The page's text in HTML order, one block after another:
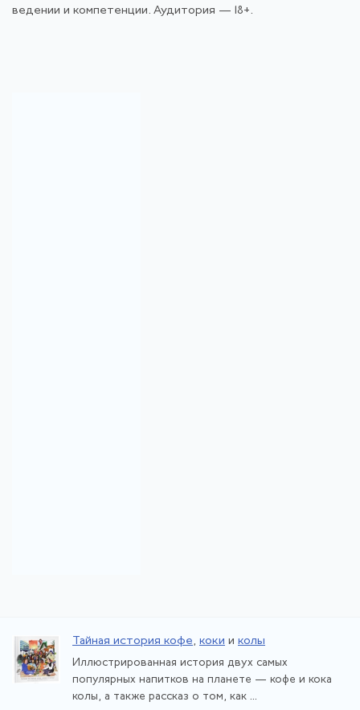
ведении и компетенции. Аудитория — 18+.
Тайная история кофе, коки и колы
Иллюстрированная история двух самых
популярных напитков на планете — кофе и кока
колы, а также рассказ о том, как ...